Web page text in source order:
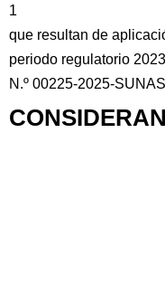
1
que resultan de
periodo regulatorio
N.º 00225-2025-